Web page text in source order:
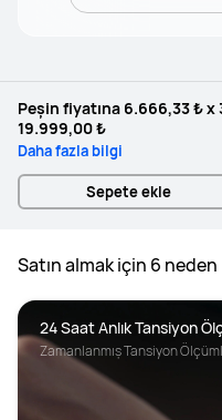
Peşin fiyatına 6.666,33 ₺
19.999,00 ₺
Daha fazla bilgi
Sepete ekle
Satın almak için 6 neden
24 Saat Anlık Tansiyon
Zamanlanmış Tansiyon